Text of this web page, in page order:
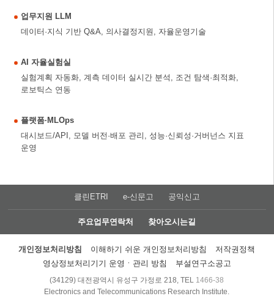
업무지원 LLM
데이터·지식 기반 Q&A, 의사결정지원, 자율운영기술
AI 자율실험실
실험계획 자동화, 계측 데이터 실시간 분석, 조건 탐색·최적화,
로보틱스 연동
플랫폼·MLOps
대시보드/API, 모델 버전·배포 관리, 성능·신뢰성·거버넌스 지표
운영
클린ETRI e-신문고 공익신고
주요업무연락처 찾아오시는길
개인정보처리방침 이해하기 쉬운 개인정보처리방침
저작권정책
영상정보처리기기 운영ㆍ관리 방침
부설연구소공고
(34129) 대전광역시 유성구 가정로 218, TEL 1466-38
Electronics and Telecommunications Research Institute.